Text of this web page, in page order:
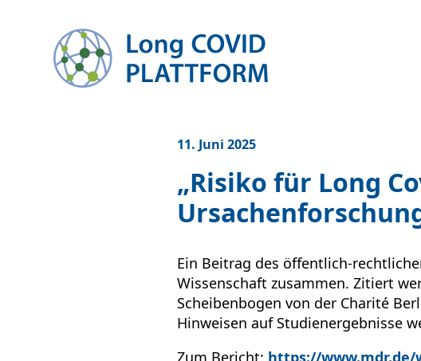
11. Juni 2025
„Risiko für Long
Ein Beitrag des öffentlich-
Wissenschaft zusammen. Zitiert
Scheibenbogen von der Charité
Hinweisen auf Studienergebnisse
Zum Bericht: https://www.mdr.de/